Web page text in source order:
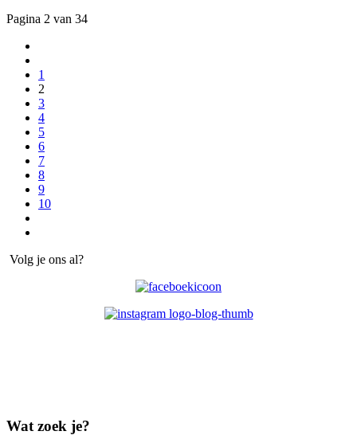
Pagina 2 van 34
1
2
3
4
5
6
7
8
9
10
Volg je ons al?
Wat zoek je?